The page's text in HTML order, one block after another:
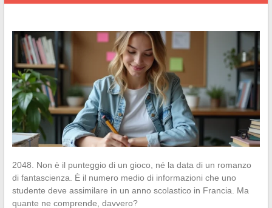
2048. Non è il punteggio di un gioco, né la data di un romanzo
di fantascienza. È il numero medio di informazioni che uno
studente deve assimilare in un anno scolastico in Francia. Ma
quante ne comprende, davvero?